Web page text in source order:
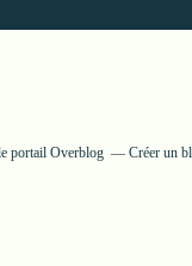
portail Overblog Créer un